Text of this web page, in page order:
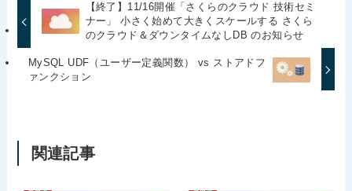
【終了】11/16開催「さくらのクラウド 技術セミ
ナー」 小さく始めて大きくスケールする さくら
のクラウド＆ダウンタイムなしDB のお知らせ
MySQL UDF（ユーザー定義関数） vs ストアドフ
ァンクション
関連記事